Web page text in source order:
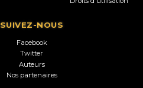
SUIVEZ-NOUS
Facebook
Twitter
Auteurs
Nos partenaires